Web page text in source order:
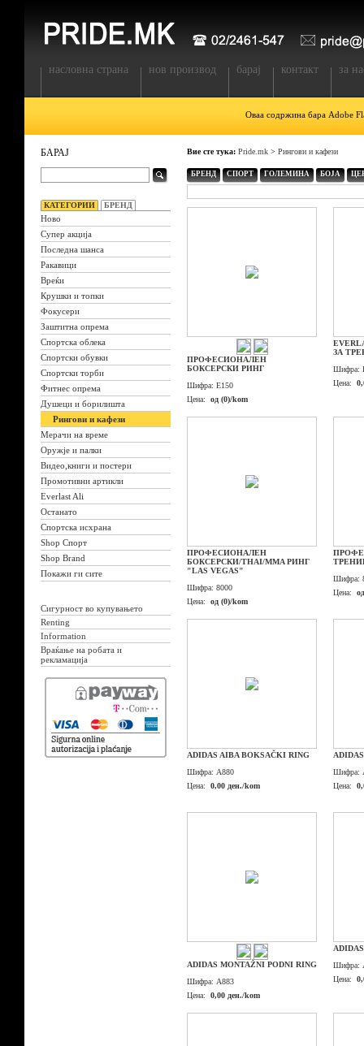
насловна страна нов производ барај контакт за
Оваа содржина бара Adobe
БАРАЈ
КАТЕГОРИИ БРЕНД
Ново
Супер акција
Последна шанса
Ракавици
Вреќи
Крушки и топки
Фокусери
Заштитна опрема
Спортска облека
Спортски обувки
Спортски торби
Фитнес опрема
Душеци и борилишта
Рингови и кафези
Мерачи на време
Оружје и палки
Видео,книги и постери
Промотивни артикли
Everlast Ali
Останато
Спортска исхрана
Shop Спорт
Shop Brand
Покажи ги сите
Сигурност во купувањето
Renting
Information
Враќање на робата и
рекламација
Вие сте тука: Pride.mk > Рингови и кафези
БРЕНД СПОРТ ГОЛЕМИНА БОЈА
ПРОФЕСИОНАЛЕН
БОКСЕРСКИ РИНГ
Шифра: E150
Цена:
од (0)/kom
ЗА
Шифра:
Цена:
ПРОФЕСИОНАЛЕН
БОКСЕРСКИ/THAI/MMA РИНГ
"LAS VEGAS"
Шифра: 8000
Цена:
од (0)/kom
Шифра:
Цена:
ADIDAS AIBA BOKSAČKI RING
Шифра: A880
Цена:
0,00 ден./kom
Шифра:
Цена:
ADIDAS MONTAŽNI PODNI RING
Шифра: A883
Цена:
0,00 ден./kom
Шифра:
Цена: